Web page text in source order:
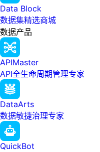
Data Block
数据集精选商城
数据产品
APIMaster
API全生命周期管理专家
DataArts
数据敏捷治理专家
QuickBot